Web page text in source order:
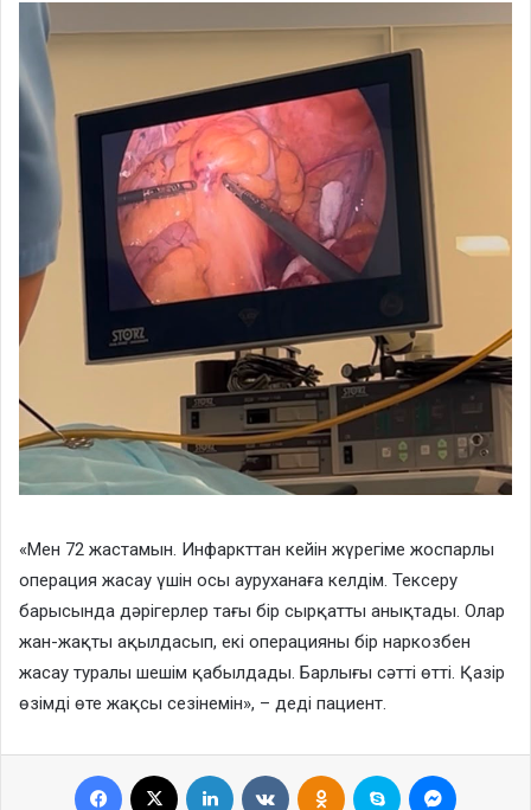
«Мен 72 жастамын. Инфаркттан кейін жүрегіме жоспарлы
операция жасау үшін осы ауруханаға келдім. Тексеру
барысында дәрігерлер тағы бір сырқатты анықтады. Олар
жан-жақты ақылдасып, екі операцияны бір наркозбен
жасау туралы шешім қабылдады. Барлығы сәтті өтті. Қазір
өзімді өте жақсы сезінемін», – деді пациент.
Facebook LinkedIn VKontakteOdnoklassniki
Skype